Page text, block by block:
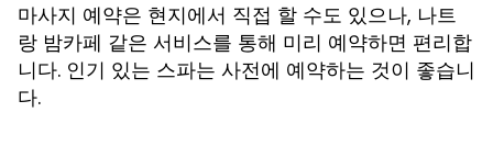
마사지 예약은 현지에서 직접 할 수도 있으나, 나트
랑 밤카페 같은 서비스를 통해 미리 예약하면 편리합
니다. 인기 있는 스파는 사전에 예약하는 것이 좋습니
다.